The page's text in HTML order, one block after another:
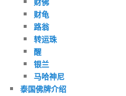
财龟
路翁
转运珠
醒
银兰
马哈神尼
泰国佛牌介绍